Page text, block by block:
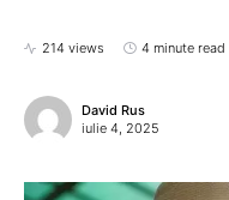
214 views 4 minute read
David Rus
iulie 4, 2025